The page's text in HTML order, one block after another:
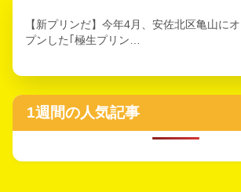
【新プリンだ】今年4月、安佐北区亀山に
プンした｢極生プリン…
1週間の人気記事